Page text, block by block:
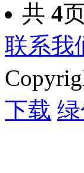
共 4
联系我
下载